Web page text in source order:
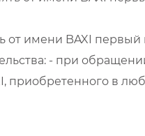
имени BAXI первый
- при
приобретенного в